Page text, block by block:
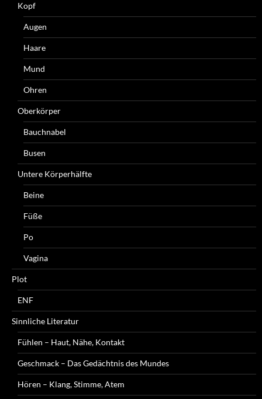
Kopf
Augen
Haare
Mund
Ohren
Oberkörper
Bauchnabel
Busen
Untere Körperhälfte
Beine
Füße
Po
Vagina
Plot
ENF
Sinnliche Literatur
Fühlen – Haut, Nähe, Kontakt
Geschmack – Das Gedächtnis des Mundes
Hören – Klang, Stimme, Atem